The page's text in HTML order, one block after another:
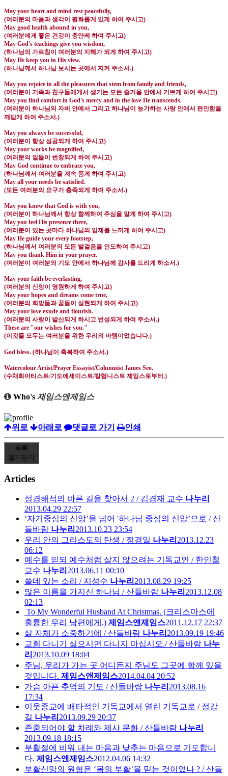
May your heart and mind rest peacefully,
(여러분의 마음과 생각이 평화롭게 있게 하여 주시고)
May good health abound in you,
(여러분에게 좋은 건강이 충만케 하여 주시고)
May God's teachings give you wisdom,
(하나님의 가르침이 여러분의 지혜가 되게 하여 주시고)
May He keep you in His view.
(하나님께서 하나님 보시는 곳에서 지켜 주소서.)
May you rejoice in all the pleasures that stem from family and friends,
(여러분이 기족과 친구들에게서 생기는 모든 즐거움 안에서 기쁘게 하여 주시고)
May you find comfort in God's mercy and in the love He transcends.
(여러분이 하나님의 자비 안에서 그리고 하나님이 능가하는 사랑 안에서 편안함을
깨닫게 하여 주소서.)
May you always be successful,
(여러분이 항상 성공되게 하여 주시고)
May your works be magnified,
(여러분의 일들이 번창되게 하여 주시고)
May God continue to embrace you,
(하나님께서 여러분을 계속 품게 하여 주시고)
May all your needs be satisfied.
(모든 여러분의 요구가 충족되게 하여 주소서.)
May you know that God is with you,
(여러분이 하나님께서 항상 함께하여 주심을 알게 하여 주시고)
May you feel His presence there,
(여러분이 있는 곳마다 하나님의 임재를 느끼게 하여 주시고)
May He guide your every footstep,
(하나님께서 여러분의 모든 발걸음을 인도하여 주시고)
May you thank Him in your prayer.
(여러분이 여러분의 기도 안에서 하나님께 감사를 드리게 하소서.)
May your faith be everlasting,
(여러분의 신앙이 영원하게 하여 주시고)
May your hopes and dreams come true,
(여러분의 희망들과 꿈들이 실현되게 하여 주시고)
May your love exude and flourish.
(여러분의 사랑이 발산되게 하시고 번성되게 하여 주소서.)
These are "our wishes for you."
(이것들 모두는 여러분을 위한 우리의 바램이었습니다.)
God bless. (하나님이 축복하여 주소서.)
Watercolour Artist/Prayer Essayist/Columnist James Seo.
(수채화아티스트/기도에세이스트/칼럼니스트 제임스로부터.)
Who's 제임스앤제임스
위로 아래로 댓글로 가기 인쇄
목록
열기 닫기
Articles
성경해석의 바른 길을 찾아서 2 / 김경재 교수 나누리
2013.04.29 22:57
‘자기중심의 신앙’을 넘어 '하나님 중심의 신앙’으로 / 산
들바람 나누리 2013.10.23 23:54
우리 안의 그리스도의 탄생 / 정경일 나누리 2013.12.23
06:12
예수를 믿되 예수처럼 살지 않으려는 기독교인 / 한인철
교수 나누리 2013.06.11 00:10
쓸데 있는 소리 / 지성수 나누리 2013.08.29 19:25
많은 이름을 가지신 하나님 / 산들바람 나누리 2013.12.08
02:13
To My Wonderful Husband At Christmas. (크리스마스에
훌륭한 우리 남편에게.) 제임스앤제임스2011.12.17 22:37
삶 자체가 소중하기에 / 산들바람 나누리 2013.09.19 19:46
교회 다니기 싫으시면 다니지 마십시오./ 산들바람 나누
리 2013.10.09 18:04
주님, 우리가 가는 곳 어디든지 주님도 그곳에 함께 있을
것입니다. 제임스앤제임스2014.04.04 20:52
가슴 아픈 추억의 기도 / 산들바람 나누리 2013.08.16
17:34
이웃종교에 배타적인 기독교에서 열린 기독교로 / 정강
길 나누리 2013.09.29 20:37
존중되어야 할 차례와 제사 문화 / 산들바람 나누리
2013.09.18 18:15
부활절에 비워 내는 마음과 낮추는 마음으로 기도합니
다. 제임스앤제임스2012.04.06 14:32
부활신앙의 원형은 ‘몸의 부활’을 믿는 것이었나 ? / 산들